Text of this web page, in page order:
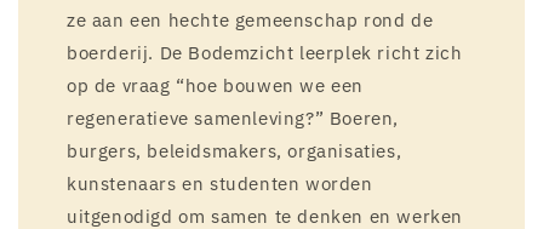
ze aan een hechte gemeenschap rond de
boerderij. De Bodemzicht leerplek richt zich
op de vraag “hoe bouwen we een
regeneratieve samenleving?” Boeren,
burgers, beleidsmakers, organisaties,
kunstenaars en studenten worden
uitgenodigd om samen te denken en werken